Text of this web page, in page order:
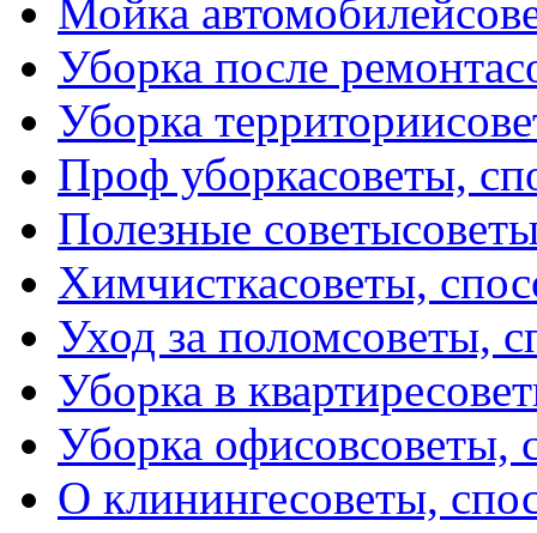
Мойка автомобилей
Уборка после ремонта
Уборка территории
Проф уборкасоветы,
Полезные советы
Химчисткасоветы,
Уход за поломсоветы,
Уборка в квартире
Уборка офисовсоветы,
О клинингесоветы,